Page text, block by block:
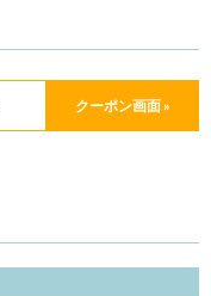
クーポン画面 »